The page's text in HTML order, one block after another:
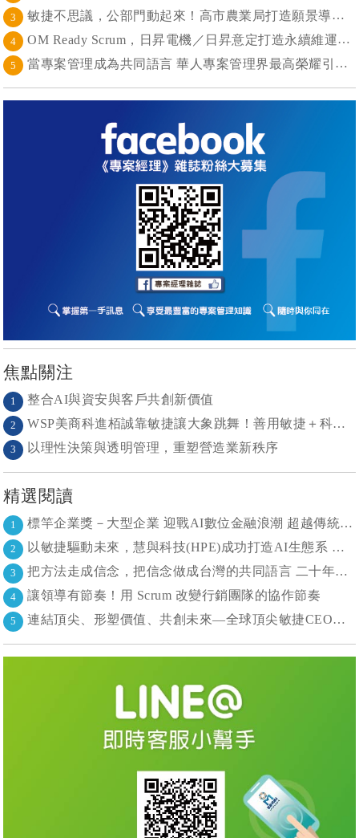
3 敏捷不思議，公部門動起來！高市農業局打造願景導向的社區敏捷自組織
4 OM Ready Scrum，日昇電機／日昇意定打造永續維運新典範
5 當專案管理成為共同語言 華人專案管理界最高榮耀引領的變革時代
焦點關注
1 整合AI與資安與客戶共創新價值
2 WSP美商科進栢誠靠敏捷讓大象跳舞！善用敏捷＋科技力， 大型工程也能快速迭代
3 以理性決策與透明管理，重塑營造業新秩序
精選閱讀
1 標竿企業獎－大型企業 迎戰AI數位金融浪潮 超越傳統的組織再定義
2 以敏捷驅動未來，慧與科技(HPE)成功打造AI生態系 大型敏捷(LeSS)海納百川，讓複雜變簡單
3 把方法走成信念，把信念做成台灣的共同語言 二十年志業，陪伴台灣走過專案管理與敏捷轉型
4 讓領導有節奏！用 Scrum 改變行銷團隊的協作節奏
5 連結頂尖、形塑價值、共創未來—全球頂尖敏捷CEO聯誼會成立